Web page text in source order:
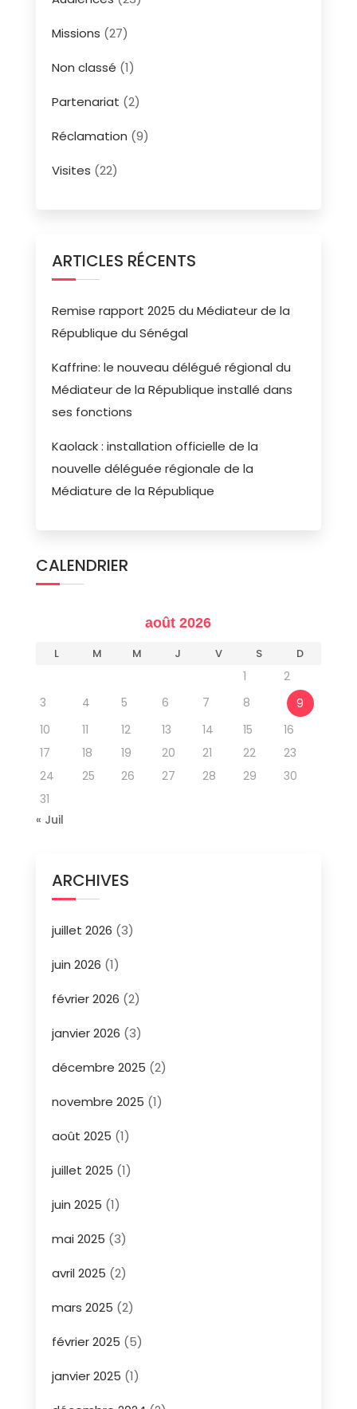
Missions (27)
Non classé (1)
Partenariat (2)
Réclamation (9)
Visites (22)
ARTICLES RÉCENTS
Remise rapport 2025 du Médiateur de la
République du Sénégal
Kaffrine: le nouveau délégué régional du
Médiateur de la République installé dans
ses fonctions
Kaolack : installation officielle de la
nouvelle déléguée régionale de la
Médiature de la République
CALENDRIER
août 2026
L M M J V S D
1
2
3
4 5 6 7 8
9
10
11 12 13 14 15
16
17
18 19 20 21 22
23
24
25 26 27 28 29
30
31
« Juil
ARCHIVES
juillet 2026 (3)
juin 2026 (1)
février 2026 (2)
janvier 2026 (3)
décembre 2025 (2)
novembre 2025 (1)
août 2025 (1)
juillet 2025 (1)
juin 2025 (1)
mai 2025 (3)
avril 2025 (2)
mars 2025 (2)
février 2025 (5)
janvier 2025 (1)